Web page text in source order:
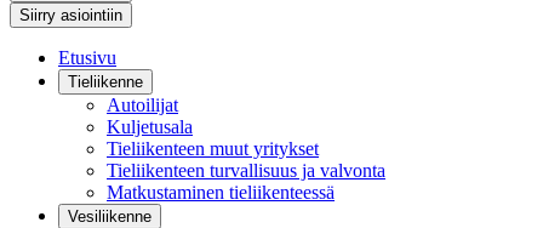
Siirry asiointiin
Etusivu
Tieliikenne
Autoilijat
Kuljetusala
Tieliikenteen muut yritykset
Tieliikenteen turvallisuus ja valvonta
Matkustaminen tieliikenteessä
Vesiliikenne